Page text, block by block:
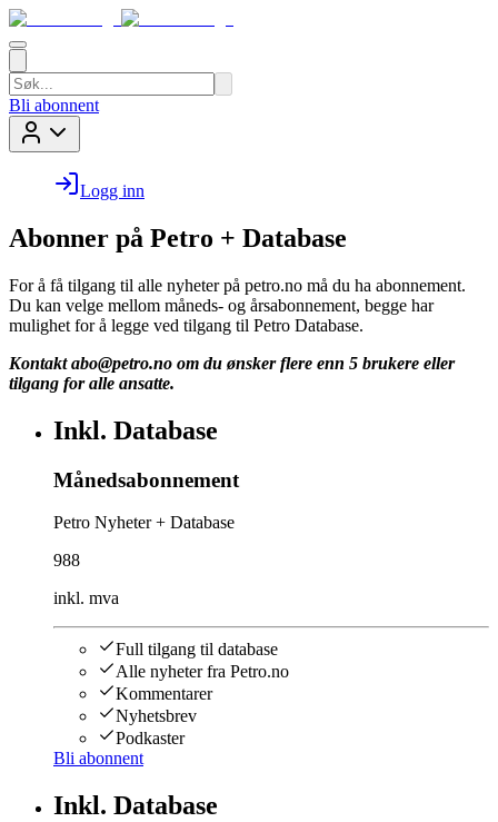
Bli abonnent
Logg inn
Abonner på Petro + Database
For å få tilgang til alle nyheter på petro.no må du ha abonnement.
Du kan velge mellom måneds- og årsabonnement, begge har
mulighet for å legge ved tilgang til Petro Database.
Kontakt abo@petro.no om du ønsker flere enn 5 brukere eller
tilgang for alle ansatte.
Inkl. Database
Månedsabonnement
Petro Nyheter + Database
988
inkl. mva
Full tilgang til database
Alle nyheter fra Petro.no
Kommentarer
Nyhetsbrev
Podkaster
Bli abonnent
Inkl. Database